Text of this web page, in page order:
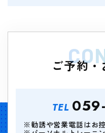
ご予約
TEL
※勧誘や営業電話はお控